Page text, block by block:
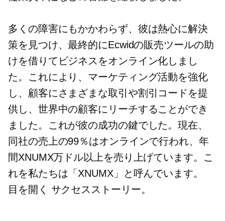
多くの障害にもかかわらず、彼は熱心に解決
策を見つけ、最終的にEcwidの販売ツールの助
けを借りてビジネスをオンライン化しまし
た。これにより、マーケティング活動を強化
し、顧客にさまざまな取引や割引コードを提
供し、世界中の顧客にリーチすることができ
ました。これが彼の成功の鍵でした。現在、
同社の売上の99％はオンラインで行われ、年
間XNUMX万ドル以上を売り上げています。こ
れを私たちは「XNUMX」と呼んでいます。
目を開く サクセスストーリー。